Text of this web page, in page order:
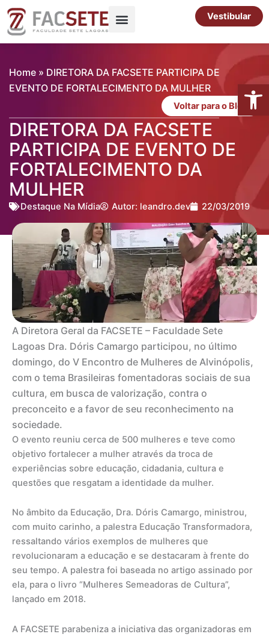
para
Vestibular
Home » DIRETORA DA FACSETE PARTICIPA DE
EVENTO DE FORTALECIMENTO DA MULHER
Voltar para o Blog
DIRETORA DA FACSETE
PARTICIPA DE EVENTO DE
FORTALECIMENTO DA
MULHER
Destaque Na Mídia Autor: leandro.dev 22/03/2019
A Diretora Geral da FACSETE – Faculdade Sete
Lagoas Dra. Dóris Camargo participou, no último
domingo, do V Encontro de Mulheres de Alvinópolis,
com o tema Brasileiras fomentadoras sociais de sua
cultura, em busca de valorização, contra o
preconceito e a favor de seu reconhecimento na
sociedade.
O evento reuniu cerca de 500 mulheres e teve como
objetivo fortalecer a mulher através da troca de
experiências sobre educação, cidadania, cultura e
questões que resgatam a identidade da mulher.
No âmbito da Educação, Dra. Dóris Camargo, ministrou,
com muito carinho, a palestra Educação Transformadora,
ressaltando vários exemplos de mulheres que
revolucionaram a educação e se destacaram à frente do
seu tempo. A palestra foi baseada no artigo assinado por
ela, para o livro “Mulheres Semeadoras de Cultura”,
lançado em 2018.
A FACSETE parabeniza a iniciativa das organizadoras em
Abrir